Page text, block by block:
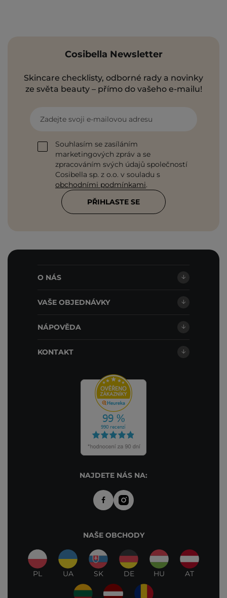
Cosibella Newsletter
Skincare checklisty, odborné rady a novinky
ze světa beauty – přímo do vašeho e-mailu!
Zadejte svoji e-mailovou adresu
Souhlasím se zasíláním
marketingových zpráv a se
zpracováním svých údajů společností
Cosibella sp. z o.o. v souladu s
obchodními podmínkami.
PŘIHLASTE SE
O NÁS
VAŠE OBJEDNÁVKY
NÁPOVĚDA
KONTAKT
NAJDETE NÁS NA:
NAŠE OBCHODY
PL UA SK DE HU AT